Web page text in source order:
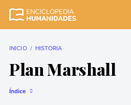
completa y más
INICIO HISTORIA
Plan Marshall
Índice